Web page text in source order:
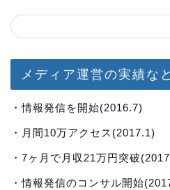
メディア運営の実績な
・情報発信を開始(2016.7)
・月間10万アクセス(2017.1)
・7ヶ月で月収21万円突破
・情報発信のコンサル開始